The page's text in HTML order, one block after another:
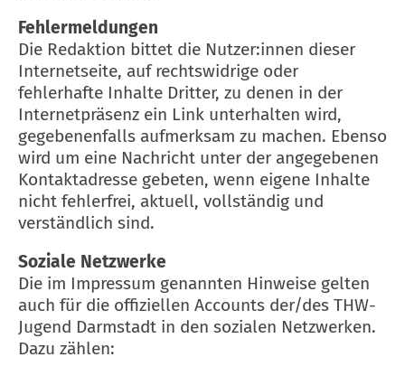
Fehlermeldungen
Die Redaktion bittet die Nutzer:innen dieser
Internetseite, auf rechtswidrige oder
fehlerhafte Inhalte Dritter, zu denen in der
Internetpräsenz ein Link unterhalten wird,
gegebenenfalls aufmerksam zu machen. Ebenso
wird um eine Nachricht unter der angegebenen
Kontaktadresse gebeten, wenn eigene Inhalte
nicht fehlerfrei, aktuell, vollständig und
verständlich sind.
Soziale Netzwerke
Die im Impressum genannten Hinweise gelten
auch für die offiziellen Accounts der/des THW-
Jugend Darmstadt in den sozialen Netzwerken.
Dazu zählen: